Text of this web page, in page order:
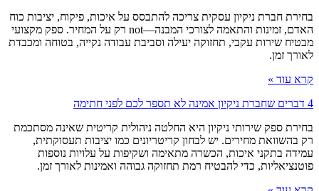
בחירת חברת ניקיון עסקית צריכה להתבסס על איכות, פיקוח, יציבות כוח
האדם, זמינות והתאמה לצורכי המבנה—not רק על המחיר. ספק מקצועי
מבטיח שירות עקבי, תחזוקה יעילה וסביבת עבודה נקייה, בטוחה ומכבדת
לאורך זמן.
קרא עוד »
4 דברים שחברת ניקיון אמינה לא תספר לכם לפני חתימה
בחירת ספק שירותי ניקיון היא החלטה ניהולית קריטית שאינה מסתכמת
רק בהשוואת מחירים. יש לבחון קריטריונים כמו יציבות תעסוקתית,
עמידה בתקני איכות, הכשרה מתאימה ושקיפות על עלויות נוספות
פוטנציאליות, כדי להבטיח רמת תחזוקה גבוהה ואמינות לאורך זמן.